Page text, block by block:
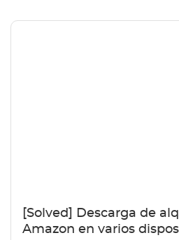
[Solved] Descarga de
Amazon en varios